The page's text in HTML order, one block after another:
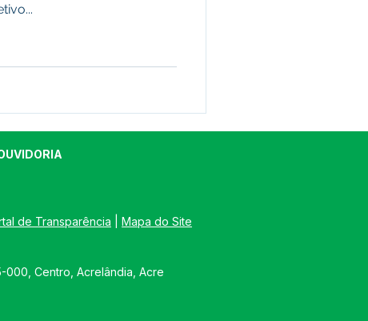
de Transparência Mapa do Site
000, Centro, Acrelândia, Acre